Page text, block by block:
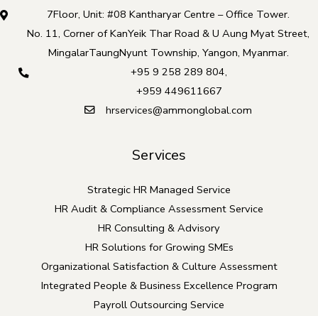
7Floor, Unit: #08 Kantharyar Centre – Office Tower.
No. 11, Corner of KanYeik Thar Road & U Aung Myat Street,
MingalarTaungNyunt Township, Yangon, Myanmar.
+95 9 258 289 804,
+959 449611667
hrservices@ammonglobal.com
Services
Strategic HR Managed Service
HR Audit & Compliance Assessment Service
HR Consulting & Advisory
HR Solutions for Growing SMEs
Organizational Satisfaction & Culture Assessment
Integrated People & Business Excellence Program
Payroll Outsourcing Service